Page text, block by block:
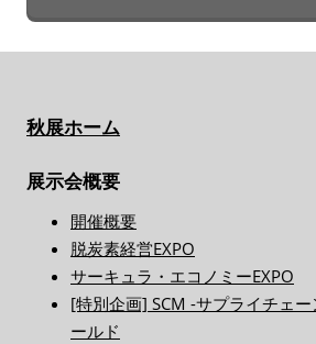
秋展ホーム
展示会概要
開催概要
脱炭素経営EXPO
サーキュラ・エコノミーEXPO
[特別企画] SCM -サプライチェ
ールド